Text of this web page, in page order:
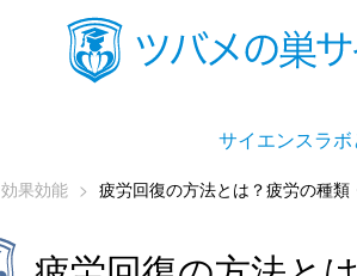
サイエンスラボ
効果効能 > 疲労回復の方法とは？疲労の種